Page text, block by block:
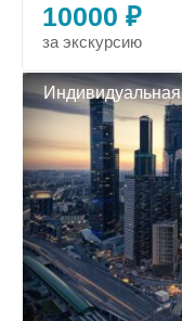
10000 ₽
за экскурсию
Индивидуальная